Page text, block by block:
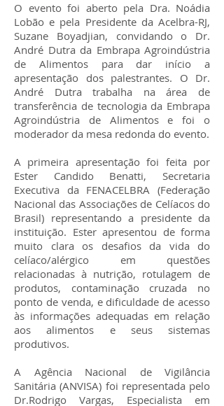
O evento foi aberto pela Dra. Noádia
Lobão e pela Presidente da Acelbra-RJ,
Suzane Boyadjian, convidando o Dr.
André Dutra da Embrapa Agroindústria
de Alimentos para dar início a
apresentação dos palestrantes. O Dr.
André Dutra trabalha na área de
transferência de tecnologia da Embrapa
Agroindústria de Alimentos e foi o
moderador da mesa redonda do evento.
A primeira apresentação foi feita por
Ester Candido Benatti, Secretaria
Executiva da FENACELBRA (Federação
Nacional das Associações de Celíacos do
Brasil) representando a presidente da
instituição. Ester apresentou de forma
muito clara os desafios da vida do
celíaco/alérgico em questões
relacionadas à nutrição, rotulagem de
produtos, contaminação cruzada no
ponto de venda, e dificuldade de acesso
às informações adequadas em relação
aos alimentos e seus sistemas
produtivos.
A Agência Nacional de Vigilância
Sanitária (ANVISA) foi representada pelo
Dr.Rodrigo Vargas, Especialista em